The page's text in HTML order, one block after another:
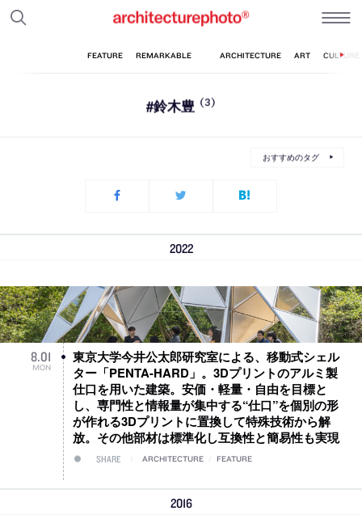
#鈴木豊 (3)
おすすめのタグ
2022
8.01
MON
東京大学今井公太郎研究室による、移動式シェル
ター「PENTA-HARD」。3Dプリントのアルミ製
仕口を用いた建築。安価・軽量・自由を目標と
し、専門性と情報量が集中する“仕口”を個別の形
が作れる3Dプリントに置換して特殊技術から解
放。その他部材は標準化し互換性と簡易性も実現
SHARE ARCHITECTURE FEATURE
2016